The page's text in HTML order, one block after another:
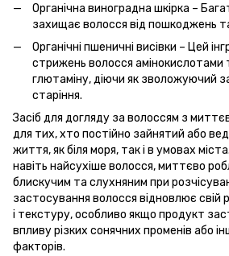
Органічна виноградна шкірка –
захищає волосся від пошкоджень
Органічні пшеничні висівки – Цей
стрижень волосся амінокислотами
глютаміну, діючи як зволожуючий
старіння.
Засіб для догляду за волоссям з
для тих, хто постійно зайнятий або
життя, як біля моря, так і в умовах
навіть найсухіше волосся, миттєво
блискучим та слухняним при
застосування волосся відновлює свій
і текстуру, особливо якщо продукт
впливу різких сонячних променів або
факторів.